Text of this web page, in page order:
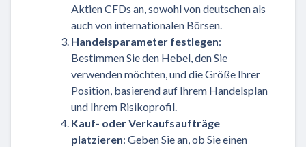
Aktien CFDs an, sowohl von deutschen als
auch von internationalen Börsen.
Handelsparameter festlegen:
Bestimmen Sie den Hebel, den Sie
verwenden möchten, und die Größe Ihrer
Position, basierend auf Ihrem Handelsplan
und Ihrem Risikoprofil.
Kauf- oder Verkaufsaufträge
platzieren: Geben Sie an, ob Sie einen